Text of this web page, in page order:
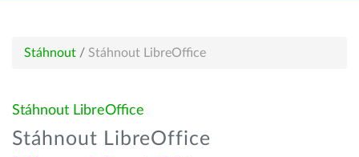
Stáhnout / Stáhnout LibreOffice
Stáhnout LibreOffice
Stáhnout LibreOffice